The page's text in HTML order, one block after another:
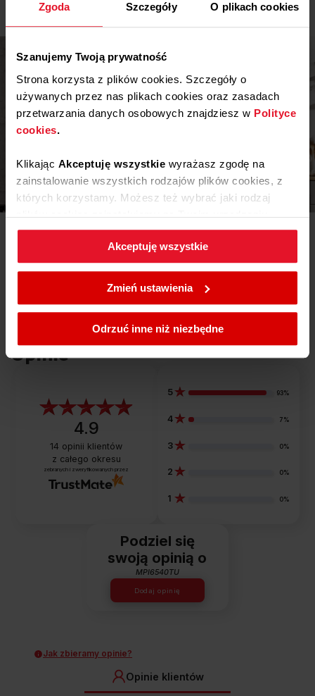
Zgoda Szczegóły O plikach cookies
Szanujemy Twoją prywatność
Strona korzysta z plików cookies. Szczegóły o
używanych przez nas plikach cookies oraz zasadach
przetwarzania danych osobowych znajdziesz w Polityce
cookies.
Klikając Akceptuję wszystkie wyrażasz zgodę na
zainstalowanie wszystkich rodzajów plików cookies, z
których korzystamy. Możesz też wybrać jaki rodzaj
plików cookies zainstalujemy na Twoim urządzeniu,
klikającZmień ustawienia.
W każdej chwili możesz zmienić wybrane przez Ciebie
ustawienia plików cookies wchodząc w zakładkę
Akceptuję wszystkie
Zmień ustawienia
Odrzuć inne niż niezbędne
Inspiracje
Potrzebujesz porady? Chcesz trochę więcej poczytać o
różnego rodzaju rozwiązaniach lub sprzęcie? Wejdź do
naszego świata inspiracji - tam znajdziesz wszystko, co
może Cię zainteresować!
Opinie
4.9
14 opinii klientów
z całego okresu
zebranych i zweryfikowanych przez
5 93%
4 7%
3 0%
2 0%
1 0%
Podziel się
swoją opinią o
MPI6540TU
Dodaj opinię
Jak zbieramy opinie?
Opinie klientów